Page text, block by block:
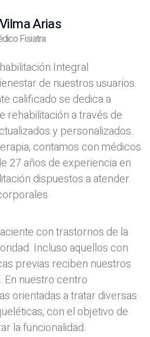
Arias
Fisiatra
Integral
de nuestros usuarios.
calificado se dedica a
rehabilitación a través de
y personalizados.
contamos con médicos
27 años de experiencia en
dispuestos a atender
con trastornos de la
Incluso aquellos con
previas reciben nuestros
En nuestro centro
orientadas a tratar diversas
con el objetivo de
la funcionalidad.